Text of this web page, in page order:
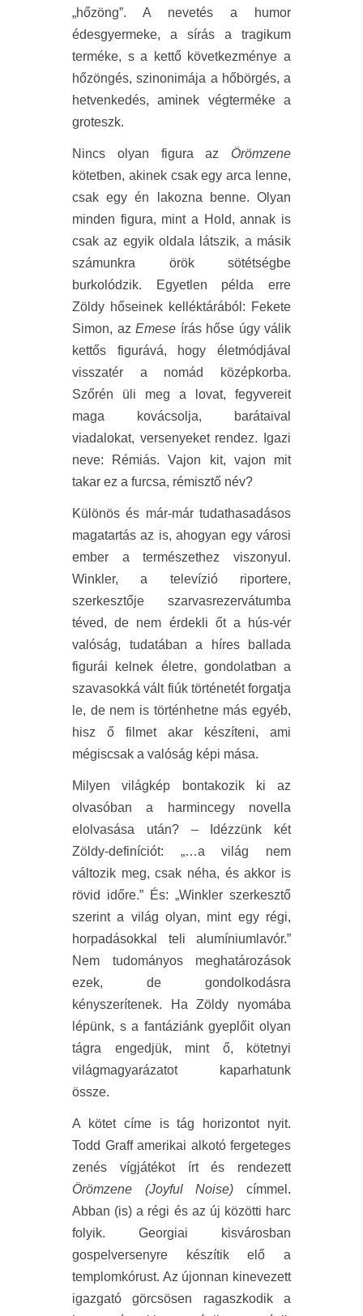
„hőzöng”. A nevetés a humor
édesgyermeke, a sírás a tragikum
terméke, s a kettő következménye a
hőzöngés, szinonimája a hőbörgés, a
hetvenkedés, aminek végterméke a
groteszk.
Nincs olyan figura az Örömzene
kötetben, akinek csak egy arca lenne,
csak egy én lakozna benne. Olyan
minden figura, mint a Hold, annak is
csak az egyik oldala látszik, a másik
számunkra örök sötétségbe
burkolódzik. Egyetlen példa erre
Zöldy hőseinek kelléktárából: Fekete
Simon, az Emese írás hőse úgy válik
kettős figurává, hogy életmódjával
visszatér a nomád középkorba.
Szőrén üli meg a lovat, fegyvereit
maga kovácsolja, barátaival
viadalokat, versenyeket rendez. Igazi
neve: Rémiás. Vajon kit, vajon mit
takar ez a furcsa, rémisztő név?
Különös és már-már tudathasadásos
magatartás az is, ahogyan egy városi
ember a természethez viszonyul.
Winkler, a televízió riportere,
szerkesztője szarvasrezervátumba
téved, de nem érdekli őt a hús-vér
valóság, tudatában a híres ballada
figurái kelnek életre, gondolatban a
szavasokká vált fiúk történetét forgatja
le, de nem is történhetne más egyéb,
hisz ő filmet akar készíteni, ami
mégiscsak a valóság képi mása.
Milyen világkép bontakozik ki az
olvasóban a harmincegy novella
elolvasása után? – Idézzünk két
Zöldy-definíciót: „…a világ nem
változik meg, csak néha, és akkor is
rövid időre.” És: „Winkler szerkesztő
szerint a világ olyan, mint egy régi,
horpadásokkal teli alumíniumlavór.”
Nem tudományos meghatározások
ezek, de gondolkodásra
kényszerítenek. Ha Zöldy nyomába
lépünk, s a fantáziánk gyeplőit olyan
tágra engedjük, mint ő, kötetnyi
világmagyarázatot kaparhatunk
össze.
A kötet címe is tág horizontot nyit.
Todd Graff amerikai alkotó fergeteges
zenés vígjátékot írt és rendezett
Örömzene (Joyful Noise) címmel.
Abban (is) a régi és az új közötti harc
folyik. Georgiai kisvárosban
gospelversenyre készítik elő a
templomkórust. Az újonnan kinevezett
igazgató görcsösen ragaszkodik a